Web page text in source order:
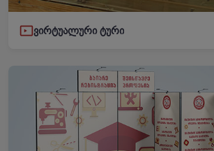
ვირტუალური ტური